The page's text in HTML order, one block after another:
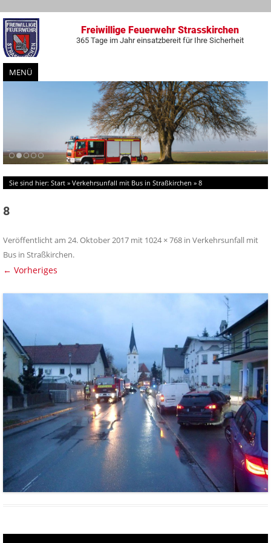
Freiwillige Feuerwehr Strasskirchen
365 Tage im Jahr einsatzbereit für Ihre Sicherheit
MENÜ
Zum
Inhalt
springen
Sie sind hier: Start » Verkehrsunfall mit Bus in Straßkirchen » 8
8
Veröffentlicht am 24. Oktober 2017 mit 1024 × 768 in Verkehrsunfall mit
Bus in Straßkirchen.
← Vorheriges